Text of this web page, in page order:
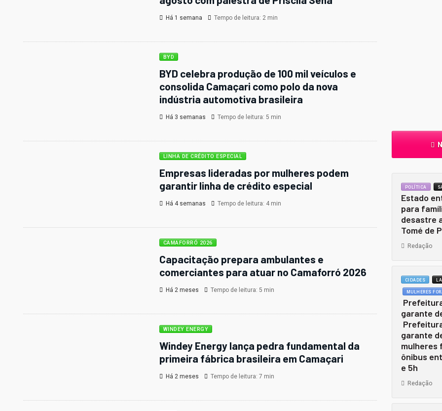
Há 1 semana Tempo de leitura: 2 min
BYD
BYD celebra produção de 100 mil veículos e
consolida Camaçari como polo da nova
indústria automotiva brasileira
Há 3 semanas Tempo de leitura: 5 min
LINHA DE CRÉDITO ESPECIAL
Empresas lideradas por mulheres podem
garantir linha de crédito especial
Há 4 semanas Tempo de leitura: 4 min
CAMAFORRÓ 2026
Capacitação prepara ambulantes e
comerciantes para atuar no Camaforró 2026
Há 2 meses Tempo de leitura: 5 min
WINDEY ENERGY
Windey Energy lança pedra fundamental da
primeira fábrica brasileira em Camaçari
Há 2 meses Tempo de leitura: 7 min
POLÍTICA
Estado
para
desastre
Tomé de
Redação
CIDADES
MULHERES
garante
garante
mulheres
ônibus
e 5h
Redação